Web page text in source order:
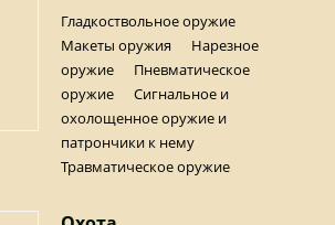
Гладкоствольное оружие
Макеты оружия
Нарезное
оружие
Пневматическое
оружие
Сигнальное и
охолощенное оружие и
патрончики к нему
Травматическое оружие